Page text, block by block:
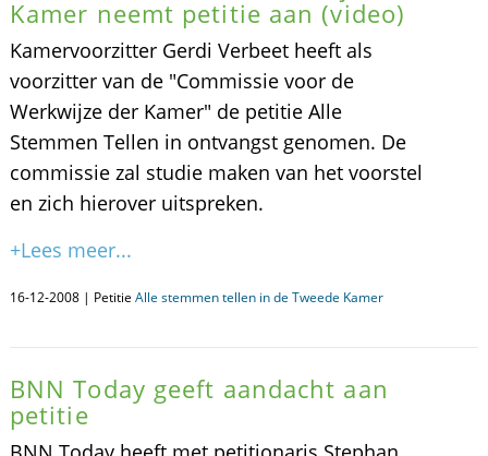
Kamer neemt petitie aan (video)
Kamervoorzitter Gerdi Verbeet heeft als
voorzitter van de "Commissie voor de
Werkwijze der Kamer" de petitie Alle
Stemmen Tellen in ontvangst genomen. De
commissie zal studie maken van het voorstel
en zich hierover uitspreken.
+Lees meer...
16-12-2008 | Petitie Alle stemmen tellen in de Tweede Kamer
BNN Today geeft aandacht aan
petitie